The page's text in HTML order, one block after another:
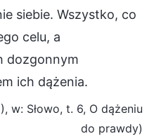
siebie. Wszystko, co
celu, a
dozgonnym
ich dążenia.
w: Słowo, t. 6, O dążeniu
do prawdy)